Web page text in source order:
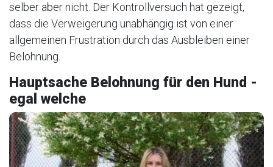
selber aber nicht. Der Kontrollversuch hat gezeigt,
dass die Verweigerung unabhängig ist von einer
allgemeinen Frustration durch das Ausbleiben einer
Belohnung.
Hauptsache Belohnung für den Hund -
egal welche